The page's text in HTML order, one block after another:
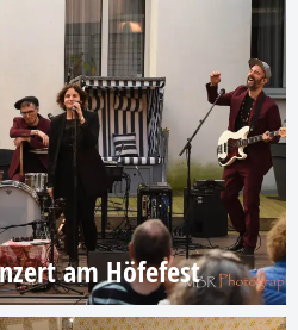
am Höfefest